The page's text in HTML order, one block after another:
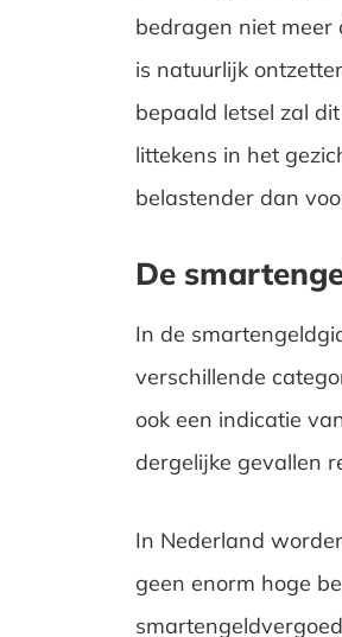
bedragen niet meer
is natuurlijk
bepaald letsel zal
littekens in het
belastender dan
De
In de
verschillende
ook een indicatie
dergelijke gevallen
In Nederland
geen enorm hoge